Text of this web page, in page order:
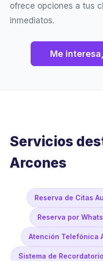
ofrece opciones a tus
inmediatos.
Me
Servicios
Arcones
Reserva de Citas
Reserva por
Atención Telefónica
Sistema de